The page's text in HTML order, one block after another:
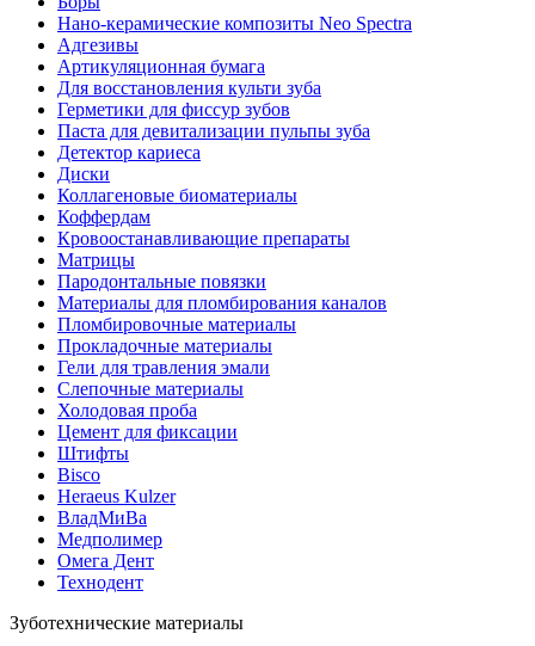
Нано-керамические композиты Neo Spectra
Адгезивы
Артикуляционная бумага
Для восстановления культи зуба
Герметики для фиссур зубов
Паста для девитализации пульпы зуба
Детектор кариеса
Диски
Коллагеновые биоматериалы
Коффердам
Кровоостанавливающие препараты
Матрицы
Пародонтальные повязки
Материалы для пломбирования каналов
Пломбировочные материалы
Прокладочные материалы
Гели для травления эмали
Слепочные материалы
Холодовая проба
Цемент для фиксации
Штифты
Bisco
Heraeus Kulzer
ВладМиВа
Медполимер
Омега Дент
Технодент
Зуботехнические материалы